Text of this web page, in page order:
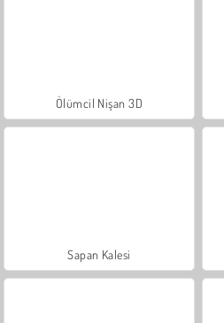
Ölümcil Nişan 3D
Sapan Kalesi